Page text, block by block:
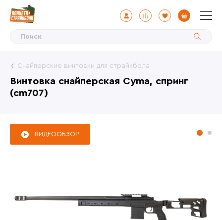
Винтовка снайперская Cyma, спринг
(cm707)
Снайперские винтовки для страйкбола
ВИДЕООБЗОР